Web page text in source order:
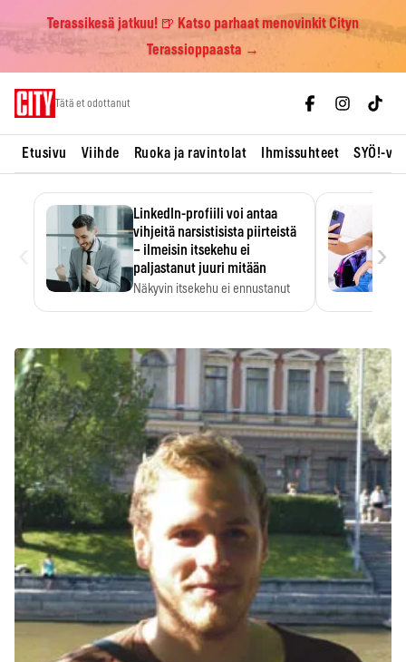
Terassikesä jatkuu! 🍺 Katso parhaat menovinkit Cityn
Terassioppaasta →
Tätä et odottanut
Etusivu Viihde Ruoka ja ravintolat Ihmissuhteet SYÖ!-
LinkedIn-profiili voi antaa
vihjeitä narsistisista piirteistä
– ilmeisin itsekehu ei
paljastanut juuri mitään
Näkyvin itsekehu ei ennustanut
›